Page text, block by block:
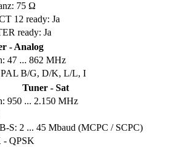
75 Ω
12 ready: Ja
ready: Ja
- Analog
47 ... 862 MHz
PAL B/G, D/K, L/L, I
Tuner - Sat
950 ... 2.150 MHz
S: 2 ... 45 Mbaud (MCPC / SCPC)
- QPSK